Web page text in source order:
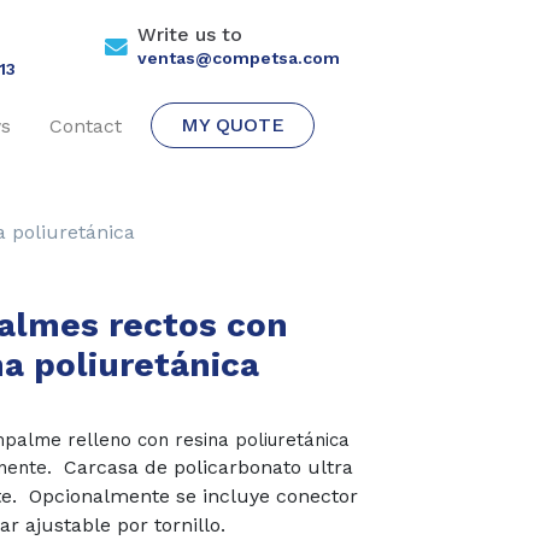
Write us to
ventas@competsa.com
Contact MY QUOTE
poliuretánica
rectos con
poliuretánica
relleno con resina poliuretánica
Carcasa de policarbonato ultra
Opcionalmente se incluye conector
ajustable por tornillo.